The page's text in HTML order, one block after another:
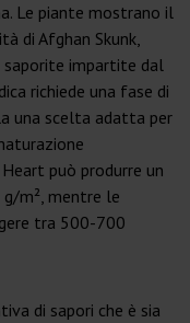
Le piante mostrano il
di Afghan Skunk,
impartite dal
richiede una fase di
una scelta adatta per
può produrre un
m², mentre le
tra 500-700
di sapori che è sia